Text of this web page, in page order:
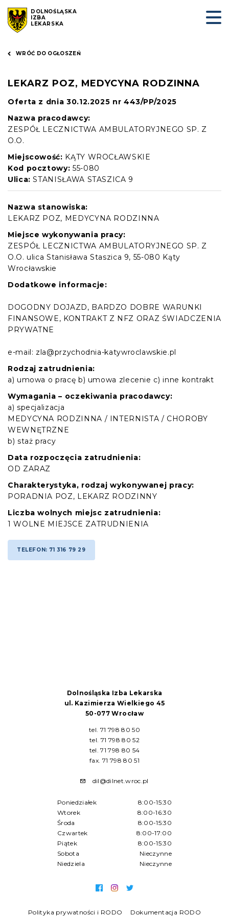
DOLNOŚLĄSKA
IZBA
LEKARSKA
WRÓĆ DO OGŁOSZEŃ
LEKARZ POZ, MEDYCYNA RODZINNA
Oferta z dnia 30.12.2025 nr 443/PP/2025
Nazwa pracodawcy:
ZESPÓŁ LECZNICTWA AMBULATORYJNEGO SP. Z
O.O.
Miejscowość: KĄTY WROCŁAWSKIE
Kod pocztowy: 55-080
Ulica: STANISŁAWA STASZICA 9
Nazwa stanowiska:
LEKARZ POZ, MEDYCYNA RODZINNA
Miejsce wykonywania pracy:
ZESPÓŁ LECZNICTWA AMBULATORYJNEGO SP. Z
O.O. ulica Stanisława Staszica 9, 55-080 Kąty
Wrocławskie
Dodatkowe informacje:
DOGODNY DOJAZD, BARDZO DOBRE WARUNKI
FINANSOWE, KONTRAKT Z NFZ ORAZ ŚWIADCZENIA
PRYWATNE
e-mail: zla@przychodnia-katywroclawskie.pl
Rodzaj zatrudnienia:
a) umowa o pracę b) umowa zlecenie c) inne kontrakt
Wymagania – oczekiwania pracodawcy:
a) specjalizacja
MEDYCYNA RODZINNA / INTERNISTA / CHOROBY
WEWNĘTRZNE
b) staż pracy
Data rozpoczęcia zatrudnienia:
OD ZARAZ
Charakterystyka, rodzaj wykonywanej pracy:
PORADNIA POZ, LEKARZ RODZINNY
Liczba wolnych miejsc zatrudnienia:
1 WOLNE MIEJSCE ZATRUDNIENIA
TELEFON: 71 316 79 29
Dolnośląska Izba Lekarska
ul. Kazimierza Wielkiego 45
50-077 Wrocław
tel. 71 798 80 50
tel. 71 798 80 52
tel. 71 798 80 54
fax. 71 798 80 51
dil@dilnet.wroc.pl
Poniedziałek
8:00-15:30
Wtorek
8:00-16:30
Środa
8:00-15:30
Czwartek
8:00-17:00
Piątek
8:00-15:30
Sobota
Nieczynne
Niedziela
Nieczynne
Polityka prywatności i RODO Dokumentacja RODO